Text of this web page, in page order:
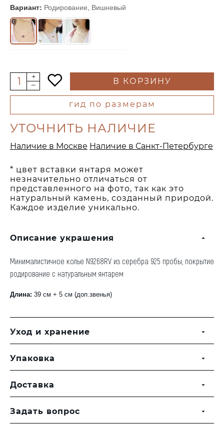
Вариант: Родирование, Вишневый
В КОРЗИНУ
гид по размерам
* цвет вставки янтаря может
незначительно отличаться от
представленного на фото, так как это
натуральный камень, созданный природой.
Каждое изделие уникально.
Описание украшения
Минималистичное колье N9268RV из серебра 925 пробы, покрытие
родирование с натуральным янтарем
Длина: 39 см + 5 см (доп.звенья)
Уход и хранение
Упаковка
Доставка
Задать вопрос
УТОЧНИТЬ НАЛИЧИЕ
Наличие в Москве Наличие в Санкт-Петербурге